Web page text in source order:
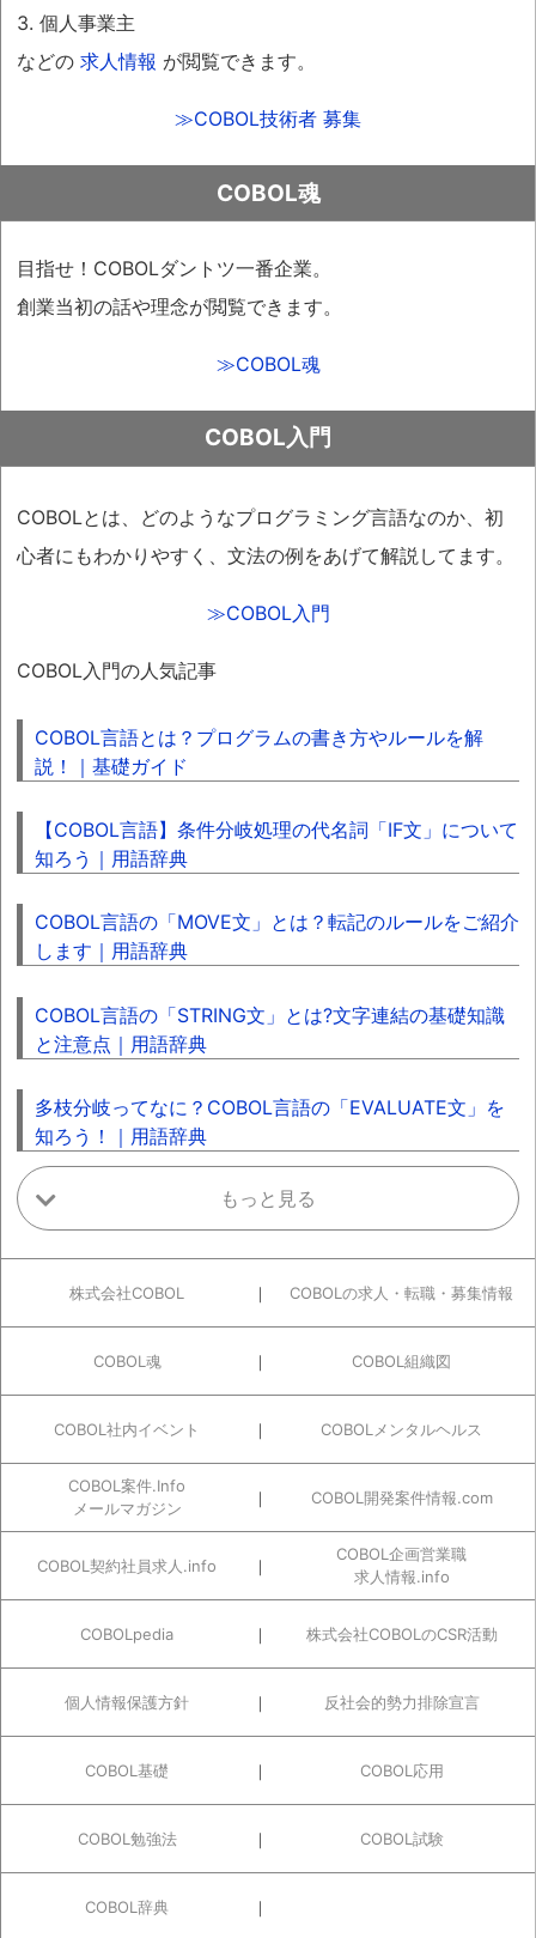
3. 個人事業主
などの 求人情報 が閲覧できます。
≫COBOL技術者 募集
COBOL魂
目指せ！COBOLダントツ一番企業。
創業当初の話や理念が閲覧できます。
≫COBOL魂
COBOL入門
COBOLとは、どのようなプログラミング言語なのか、初
心者にもわかりやすく、文法の例をあげて解説してます。
≫COBOL入門
COBOL入門の人気記事
COBOL言語とは？プログラムの書き方やルールを解
説！｜基礎ガイド
【COBOL言語】条件分岐処理の代名詞「IF文」について
知ろう｜用語辞典
COBOL言語の「MOVE文」とは？転記のルールをご紹介
します｜用語辞典
COBOL言語の「STRING文」とは?文字連結の基礎知識
と注意点｜用語辞典
多枝分岐ってなに？COBOL言語の「EVALUATE文」を
知ろう！｜用語辞典
株式会社COBOL COBOLの求人・転職・募集情報
COBOL魂 COBOL組織図
COBOL社内イベント COBOLメンタルヘルス
COBOL案件.Info
メールマガジン
COBOL開発案件情報.com
COBOL契約社員求人.info
COBOL企画営業職
求人情報.info
COBOLpedia 株式会社COBOLのCSR活動
個人情報保護方針 反社会的勢力排除宣言
COBOL基礎 COBOL応用
COBOL勉強法 COBOL試験
COBOL辞典